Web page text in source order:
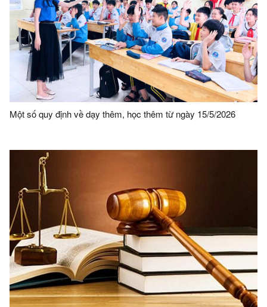
Một số quy định về dạy thêm, học thêm từ ngày 15/5/2026